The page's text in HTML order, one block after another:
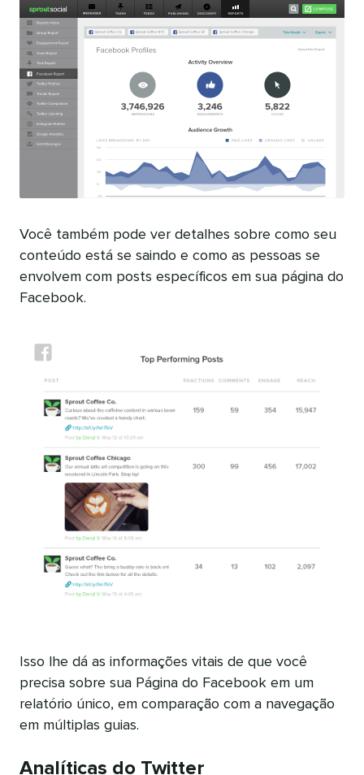
Você também pode ver detalhes sobre como seu
conteúdo está se saindo e como as pessoas se
envolvem com posts específicos em sua página do
Facebook.
Isso lhe dá as informações vitais de que você
precisa sobre sua Página do Facebook em um
relatório único, em comparação com a navegação
em múltiplas guias.
Analíticas do Twitter